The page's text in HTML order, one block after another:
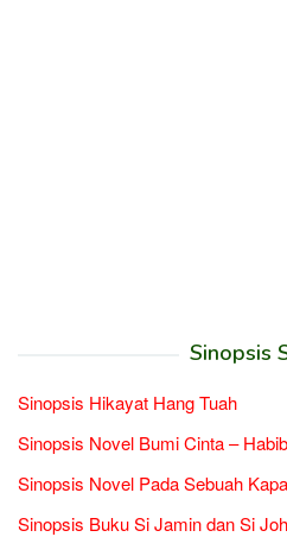
Sinopsis
Sinopsis Hikayat Hang Tuah
Sinopsis Novel Bumi Cinta –
Sinopsis Novel Pada Sebuah
Sinopsis Buku Si Jamin dan Si